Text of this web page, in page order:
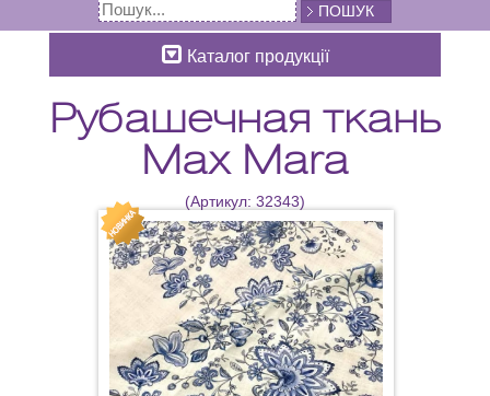
ПОШУК
Каталог продукції
Рубашечная ткань
Max Mara
(Артикул: 32343)